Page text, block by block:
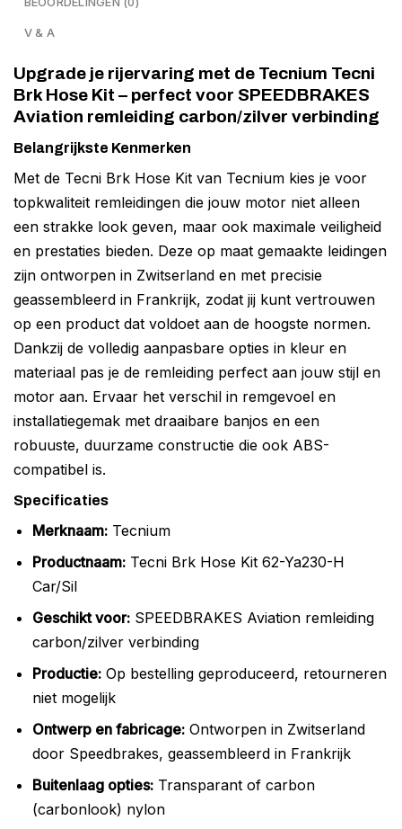
V & A
Upgrade je rijervaring met de Tecnium Tecni
Brk Hose Kit – perfect voor SPEEDBRAKES
Aviation remleiding carbon/zilver verbinding
Belangrijkste Kenmerken
Met de Tecni Brk Hose Kit van Tecnium kies je voor
topkwaliteit remleidingen die jouw motor niet alleen
een strakke look geven, maar ook maximale veiligheid
en prestaties bieden. Deze op maat gemaakte leidingen
zijn ontworpen in Zwitserland en met precisie
geassembleerd in Frankrijk, zodat jij kunt vertrouwen
op een product dat voldoet aan de hoogste normen.
Dankzij de volledig aanpasbare opties in kleur en
materiaal pas je de remleiding perfect aan jouw stijl en
motor aan. Ervaar het verschil in remgevoel en
installatiegemak met draaibare banjos en een
robuuste, duurzame constructie die ook ABS-
compatibel is.
Specificaties
Merknaam:Tecnium
Productnaam:Tecni Brk Hose Kit 62-Ya230-H
Car/Sil
Geschikt voor:SPEEDBRAKES Aviation remleiding
carbon/zilver verbinding
Productie:Op bestelling geproduceerd, retourneren
niet mogelijk
Ontwerp en fabricage:Ontworpen in Zwitserland
door Speedbrakes, geassembleerd in Frankrijk
Buitenlaag opties:Transparant of carbon
(carbonlook) nylon